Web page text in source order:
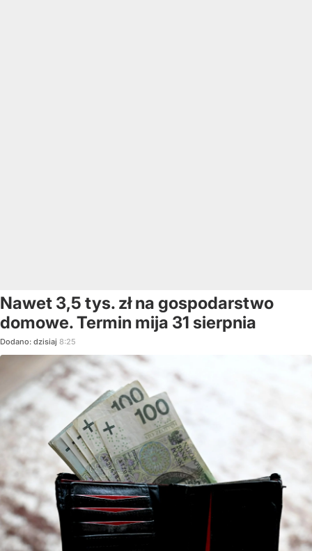
Nawet 3,5 tys. zł na gospodarstwo
domowe. Termin mija 31 sierpnia
Dodano: dzisiaj 8:25